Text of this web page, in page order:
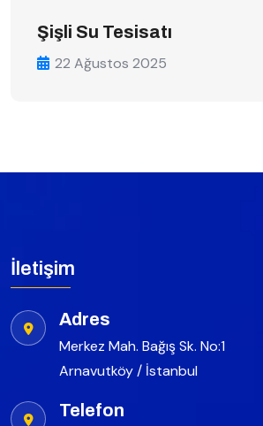
Şişli Su Tesisatı
22 Ağustos 2025
İletişim
Adres
Merkez Mah. Bağış Sk. No:1
Arnavutköy / İstanbul
Telefon